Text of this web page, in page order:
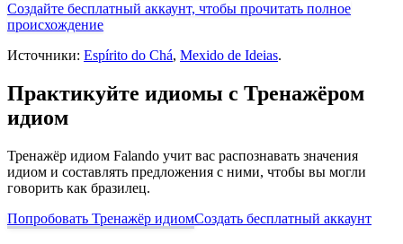
Создайте бесплатный аккаунт, чтобы прочитать полное
происхождение
Источники: Espírito do Chá, Mexido de Ideias.
Практикуйте идиомы с Тренажёром
идиом
Тренажёр идиом Falando учит вас распознавать значения
идиом и составлять предложения с ними, чтобы вы могли
говорить как бразилец.
Попробовать Тренажёр идиомСоздать бесплатный аккаунт